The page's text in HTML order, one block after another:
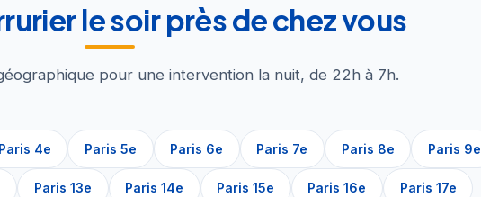
le soir près de chez vous
pour une intervention la nuit, de 22h à 7h.
Paris 4e Paris 5e Paris 6e Paris 7e Paris 8e Paris 9e
Paris 13e Paris 14e Paris 15e Paris 16e Paris 17e